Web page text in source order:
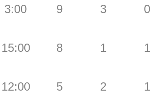
3:00
15:00
12:00
9
8
5
3
1
2
0
1
1